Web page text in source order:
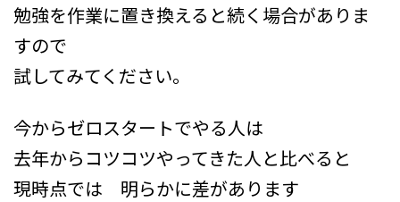
勉強を作業に置き換えると続く場合がありま
すので
試してみてください。
今からゼロスタートでやる人は
去年からコツコツやってきた人と比べると
現時点では 明らかに差があります